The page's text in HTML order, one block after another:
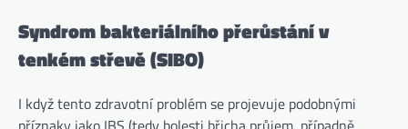
Syndrom bakteriálního přerůstání v
tenkém střevě (SIBO)
I když tento zdravotní problém se projevuje podobnými